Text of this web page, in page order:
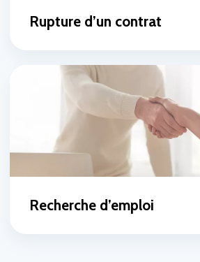
Rupture d’un contrat
Recherche d’emploi